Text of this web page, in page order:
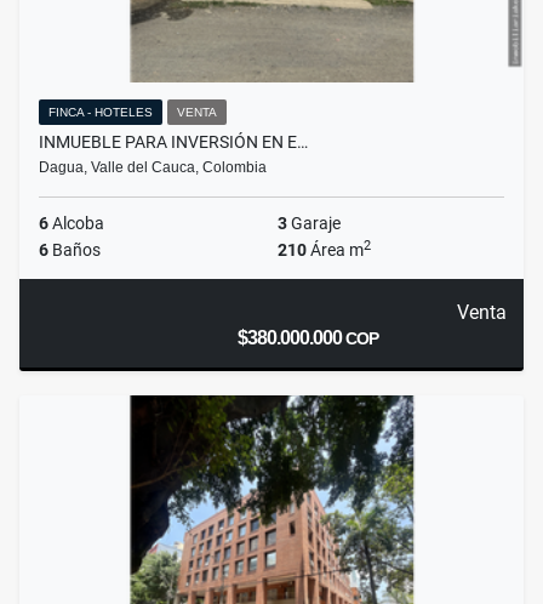
FINCA - HOTELES VENTA
INMUEBLE PARA INVERSIÓN EN E…
Dagua, Valle del Cauca, Colombia
6Alcoba 3Garaje
6 Baños 210Área m2
Venta
$380.000.000COP